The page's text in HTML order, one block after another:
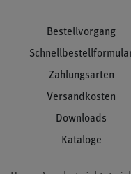
Bestellvorgang
Zahlungsarten
Versandkosten
Downloads
Kataloge